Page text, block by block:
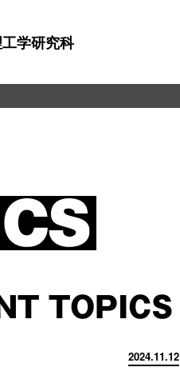
学研究科
TOPICS
2024.11.12